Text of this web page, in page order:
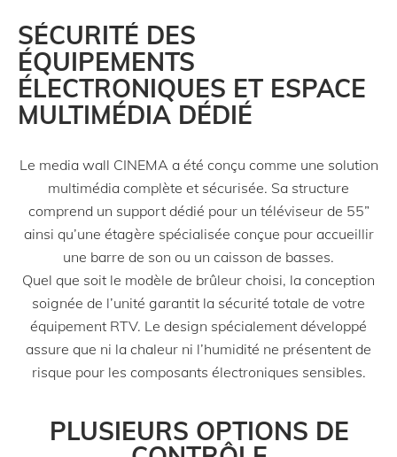
SÉCURITÉ DES
ÉQUIPEMENTS
ÉLECTRONIQUES ET ESPACE
MULTIMÉDIA DÉDIÉ
Le media wall CINEMA a été conçu comme une solution
multimédia complète et sécurisée. Sa structure
comprend un support dédié pour un téléviseur de 55”
ainsi qu’une étagère spécialisée conçue pour accueillir
une barre de son ou un caisson de basses.
Quel que soit le modèle de brûleur choisi, la conception
soignée de l’unité garantit la sécurité totale de votre
équipement RTV. Le design spécialement développé
assure que ni la chaleur ni l’humidité ne présentent de
risque pour les composants électroniques sensibles.
PLUSIEURS OPTIONS DE